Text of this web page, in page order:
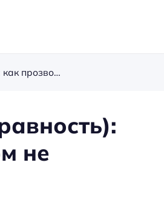
Проверка симистора (на исправность): как прозвонить мультиметром не выпаивая из платы
не